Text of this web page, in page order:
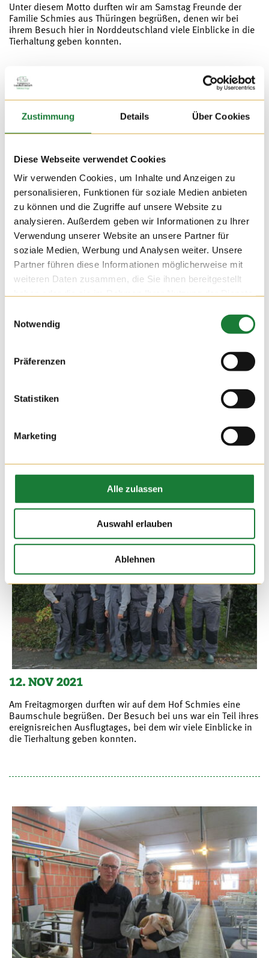
Zustimmung Details Über Cookies
Diese Webseite verwendet Cookies
Wir verwenden Cookies, um Inhalte und Anzeigen zu
personalisieren, Funktionen für soziale Medien anbieten
zu können und die Zugriffe auf unsere Website zu
analysieren. Außerdem geben wir Informationen zu Ihrer
Verwendung unserer Website an unsere Partner für
soziale Medien, Werbung und Analysen weiter. Unsere
Partner führen diese Informationen möglicherweise mit
weiteren Daten zusammen, die Sie ihnen bereitgestellt
Notwendig
Präferenzen
Statistiken
Marketing
Alle zulassen
Auswahl erlauben
Ablehnen
Unter diesem Motto durften wir am Samstag Freunde der
Familie Schmies aus Thüringen begrüßen, denen wir bei
ihrem Besuch hier in Norddeutschland viele Einblicke in die
Tierhaltung geben konnten.
Wir durften am Mittwoch auf dem Hof Hatke die Klassen 4
Für die Schülerinnen und Schüler der Förderschule wurde die
Führung zu einer erlebnisreichen Stationsarbeit, bei der sie
12. NOV 2021
Am Freitagmorgen durften wir auf dem Hof Schmies eine
Baumschule begrüßen. Der Besuch bei uns war ein Teil ihres
ereignisreichen Ausflugtages, bei dem wir viele Einblicke in
die Tierhaltung geben konnten.